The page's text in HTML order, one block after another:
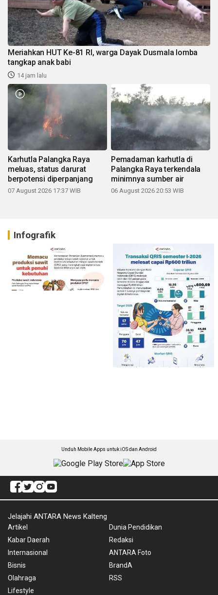
Meriahkan HUT Ke-81 RI, warga Dayak Dusmala lomba
tangkap anak babi
14 jam lalu
Karhutla Palangka Raya
meluas, status darurat
berpotensi diperpanjang
07 August 2026 17:37 WIB
Pemadaman karhutla di
Palangka Raya terkendala
minimnya sumber air
06 August 2026 20:53 WIB
Infografik
Unduh Mobile Apps untuk iOS dan Android
Jelajahi ANTARA News Kalteng
Artikel
Kabar Daerah
Internasional
Bisnis
Olahraga
Lifestyle
Dunia Pendidikan
Redaksi
ANTARA Foto
BrandA
RSS